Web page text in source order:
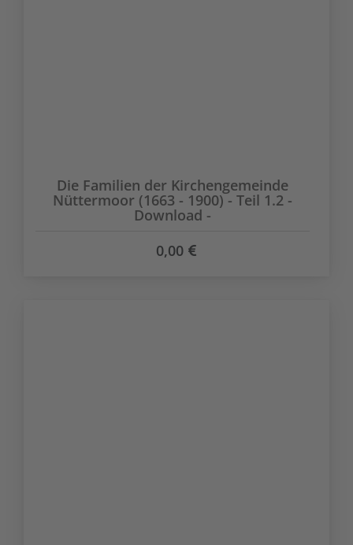
Die Familien der Kirchengemeinde
Nüttermoor (1663 - 1900) - Teil 1.2 -
Download -
0,00